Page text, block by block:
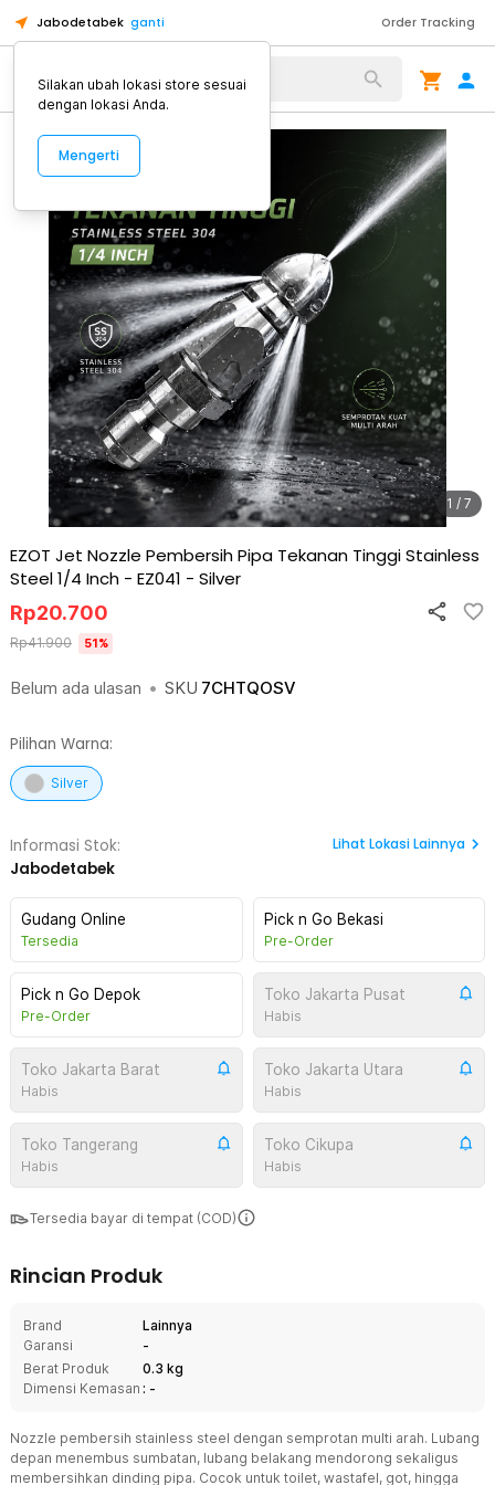
Jabodetabek ganti Order Tracking
Alat Kopi
1 / 7
EZOT Jet Nozzle Pembersih Pipa Tekanan Tinggi Stainless
Steel 1/4 Inch - EZ041 - Silver
Belum ada ulasan • SKU 7CHTQOSV
Rp20.700
Rp41.900 51%
Pilihan Warna:
Silver
Informasi Stok:
Jabodetabek
Lihat Lokasi Lainnya
Gudang Online
Tersedia
Pick n Go Bekasi
Pre-Order
Pick n Go Depok
Pre-Order
Toko Jakarta Pusat
Habis
Toko Jakarta Barat
Habis
Toko Jakarta Utara
Habis
Toko Tangerang
Habis
Toko Cikupa
Habis
Tersedia bayar di tempat (COD)
Rincian Produk
Brand
Lainnya
Garansi
-
Berat Produk
0.3 kg
Dimensi Kemasan : -
Nozzle pembersih stainless steel dengan semprotan multi arah. Lubang
depan menembus sumbatan, lubang belakang mendorong sekaligus
membersihkan dinding pipa. Cocok untuk toilet, wastafel, got, hingga
Silakan ubah lokasi store sesuai
dengan lokasi Anda.
Mengerti